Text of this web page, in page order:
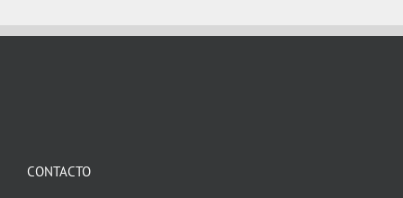
CONTACTO